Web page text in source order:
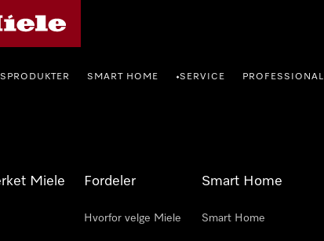
SMART HOME •SERVICE PROFESSIONAL
Miele Fordeler
Hvorfor velge Miele
Smart Home
Smart Home